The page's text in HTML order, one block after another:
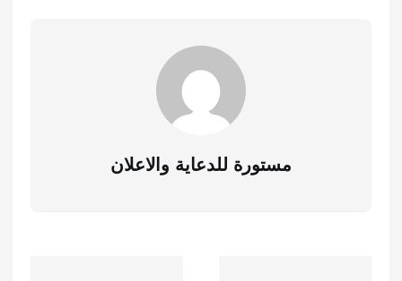
مستورة للدعاية والاعلان